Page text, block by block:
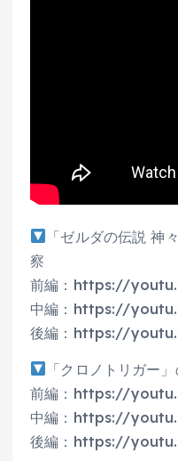
「ゼルダの伝説 神
察
前編：https://
中編：https://
後編：https://
「クロノトリガー
前編：https://
中編：https://
後編：https://